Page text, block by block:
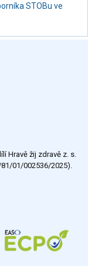
STOBu ve
Hravě žij zdravě z. s.
01/002536/2025).